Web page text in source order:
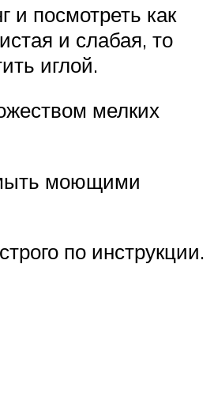
и посмотреть как
и слабая, то
иглой.
мелких
моющими
по инструкции.